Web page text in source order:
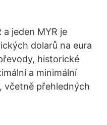
a jeden MYR je
dolarů na eura
historické
a minimální
včetně přehledných